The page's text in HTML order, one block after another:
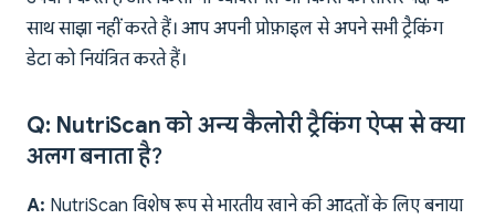
साथ साझा नहीं करते हैं। आप अपनी प्रोफ़ाइल से अपने सभी ट्रैकिंग
डेटा को नियंत्रित करते हैं।
Q: NutriScan को अन्य कैलोरी ट्रैकिंग ऐप्स से क्या
अलग बनाता है?
A: NutriScan विशेष रूप से भारतीय खाने की आदतों के लिए बनाया